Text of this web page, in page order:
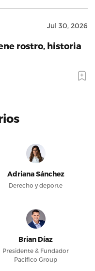
Jul 30, 2026
rostro, historia
Adriana Sánchez
Derecho y deporte
Brian Díaz
Presidente & Fundador
Pacifico Group